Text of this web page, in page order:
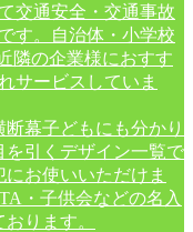
交通安全・交通事故
す。自治体・小学校
隣の企業様におすす
サービスしていま
断幕子どもにも分かり
を引くデザイン一覧で
お使いいただけま
・子供会などの名入
ります。